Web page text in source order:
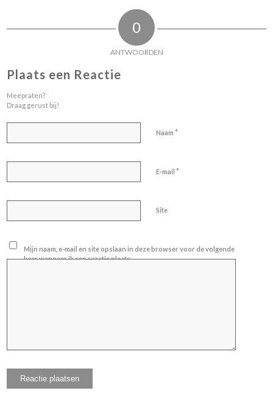
0
ANTWOORDEN
Plaats een Reactie
Meepraten?
Draag gerust bij!
Naam*
E-mail*
Site
Mijn naam, e-mail en site opslaan in deze browser voor de volgende
keer wanneer ik een reactie plaats.